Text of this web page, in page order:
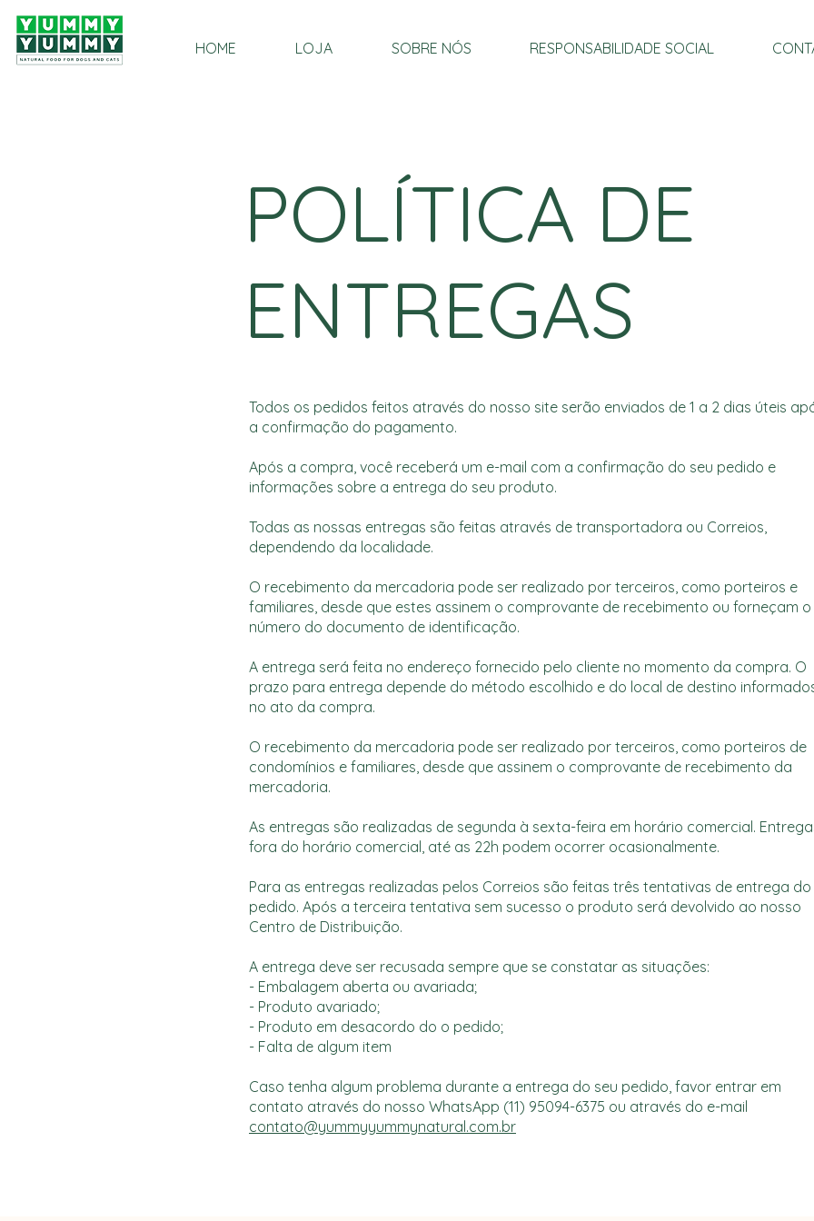
HOME LOJA SOBRE NÓS RESPONSABILIDADE SOCIAL
POLÍTICA DE
ENTREGAS
Todos os pedidos feitos através do nosso site serão enviados de 1 a 2 dias úteis
a confirmação do pagamento.
Após a compra, você receberá um e-mail com a confirmação do seu pedido e
informações sobre a entrega do seu produto.
Todas as nossas entregas são feitas através de transportadora ou Correios,
dependendo da localidade.
O recebimento da mercadoria pode ser realizado por terceiros, como porteiros e
familiares, desde que estes assinem o comprovante de recebimento ou forneçam o
número do documento de identificação.
A entrega será feita no endereço fornecido pelo cliente no momento da compra. O
prazo para entrega depende do método escolhido e do local de destino
no ato da compra.
O recebimento da mercadoria pode ser realizado por terceiros, como porteiros de
condomínios e familiares, desde que assinem o comprovante de recebimento da
mercadoria.
As entregas são realizadas de segunda à sexta-feira em horário comercial.
fora do horário comercial, até as 22h podem ocorrer ocasionalmente.
Para as entregas realizadas pelos Correios são feitas três tentativas de entrega do
pedido. Após a terceira tentativa sem sucesso o produto será devolvido ao nosso
Centro de Distribuição.
A entrega deve ser recusada sempre que se constatar as situações:
- Embalagem aberta ou avariada;
- Produto avariado;
- Produto em desacordo do o pedido;
- Falta de algum item
Caso tenha algum problema durante a entrega do seu pedido, favor entrar em
contato através do nosso WhatsApp (11) 95094-6375 ou através do e-mail
contato@yummyyummynatural.com.br